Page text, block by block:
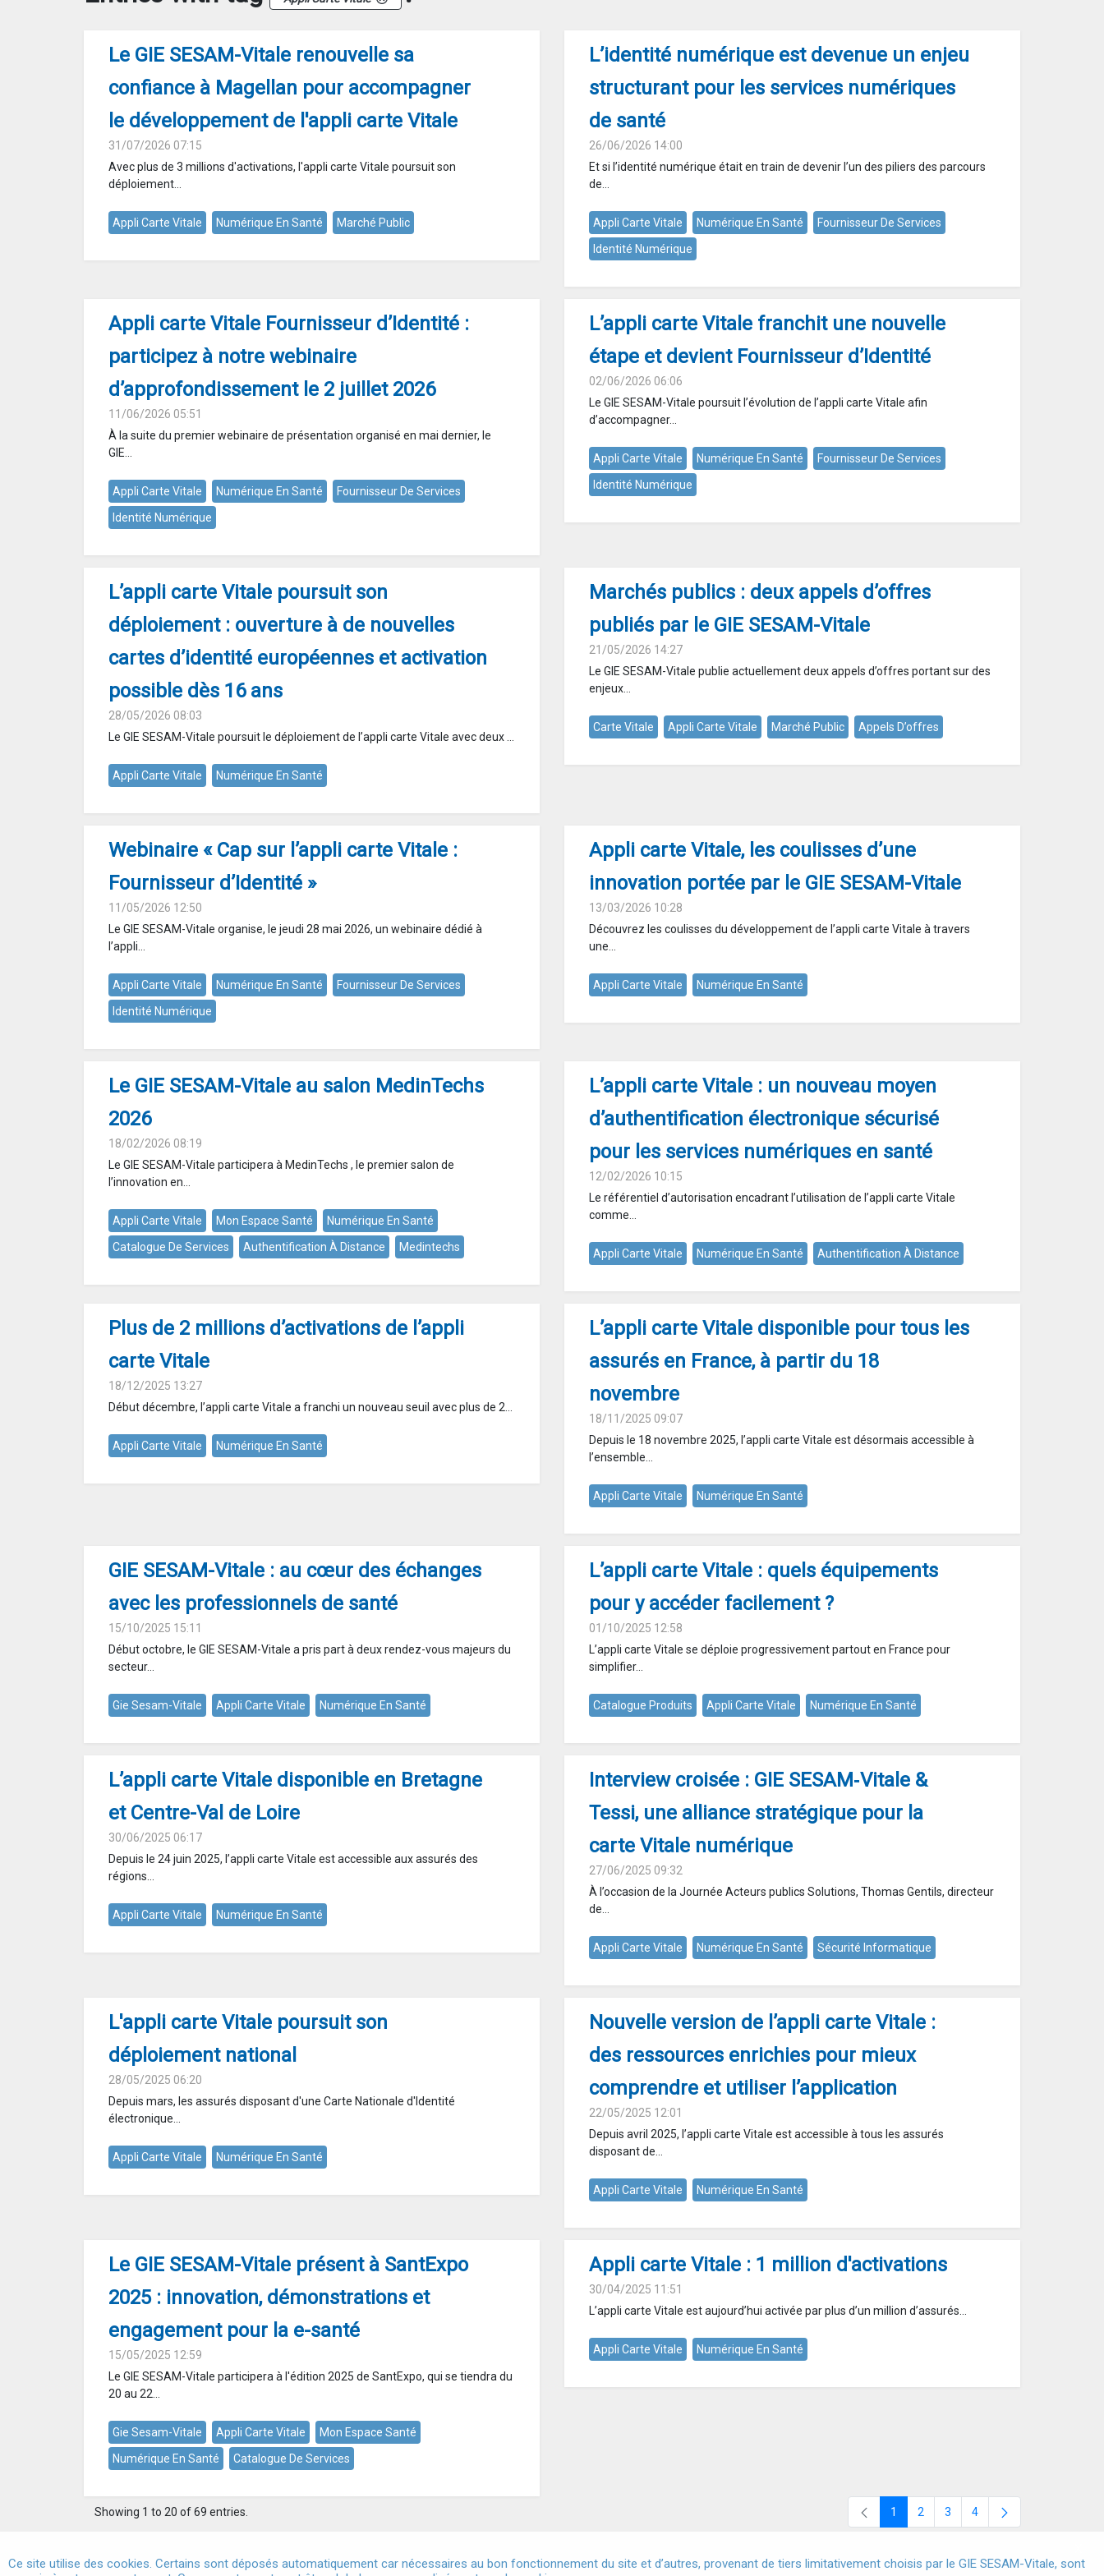
Le GIE SESAM-Vitale renouvelle sa
confiance à Magellan pour accompagner
le développement de l'appli carte Vitale
31/07/2026 07:15
Avec plus de 3 millions d'activations, l'appli carte Vitale poursuit son
déploiement...
Appli Carte Vitale Numérique En Santé Marché Public
L’identité numérique est devenue un enjeu
structurant pour les services numériques
de santé
26/06/2026 14:00
Et si l’identité numérique était en train de devenir l’un des piliers des parcours
de...
Appli Carte Vitale Numérique En Santé
Fournisseur De Services
Identité Numérique
Appli carte Vitale Fournisseur d’Identité :
participez à notre webinaire
d’approfondissement le 2 juillet 2026
11/06/2026 05:51
À la suite du premier webinaire de présentation organisé en mai dernier, le
GIE...
Appli Carte Vitale Numérique En Santé
Fournisseur De Services
Identité Numérique
L’appli carte Vitale franchit une nouvelle
étape et devient Fournisseur d’Identité
02/06/2026 06:06
Le GIE SESAM-Vitale poursuit l’évolution de l’appli carte Vitale afin
d’accompagner...
Appli Carte Vitale Numérique En Santé
Fournisseur De Services
Identité Numérique
L’appli carte Vitale poursuit son
déploiement : ouverture à de nouvelles
cartes d’identité européennes et activation
possible dès 16 ans
28/05/2026 08:03
Le GIE SESAM-Vitale poursuit le déploiement de l’appli carte Vitale avec deux ...
Appli Carte Vitale Numérique En Santé
Marchés publics : deux appels d’offres
publiés par le GIE SESAM-Vitale
21/05/2026 14:27
Le GIE SESAM-Vitale publie actuellement deux appels d’offres portant sur des
enjeux...
Carte Vitale Appli Carte Vitale Marché Public Appels D’offres
Webinaire « Cap sur l’appli carte Vitale :
Fournisseur d’Identité »
11/05/2026 12:50
Le GIE SESAM-Vitale organise, le jeudi 28 mai 2026, un webinaire dédié à
l’appli...
Appli Carte Vitale Numérique En Santé
Fournisseur De Services
Identité Numérique
Appli carte Vitale, les coulisses d’une
innovation portée par le GIE SESAM-Vitale
13/03/2026 10:28
Découvrez les coulisses du développement de l’appli carte Vitale à travers
une...
Appli Carte Vitale Numérique En Santé
Le GIE SESAM-Vitale au salon MedinTechs
2026
18/02/2026 08:19
Le GIE SESAM-Vitale participera à MedinTechs , le premier salon de
l’innovation en...
Appli Carte Vitale Mon Espace Santé
Numérique En Santé
Catalogue De Services
Authentification À Distance Medintechs
L’appli carte Vitale : un nouveau moyen
d’authentification électronique sécurisé
pour les services numériques en santé
12/02/2026 10:15
Le référentiel d’autorisation encadrant l’utilisation de l’appli carte Vitale
comme...
Appli Carte Vitale Numérique En Santé Authentification À Distance
Plus de 2 millions d’activations de l’appli
carte Vitale
18/12/2025 13:27
Début décembre, l’appli carte Vitale a franchi un nouveau seuil avec plus de 2...
Appli Carte Vitale Numérique En Santé
L’appli carte Vitale disponible pour tous les
assurés en France, à partir du 18
novembre
18/11/2025 09:07
Depuis le 18 novembre 2025, l’appli carte Vitale est désormais accessible à
l’ensemble...
Appli Carte Vitale Numérique En Santé
GIE SESAM-Vitale : au cœur des échanges
avec les professionnels de santé
15/10/2025 15:11
Début octobre, le GIE SESAM-Vitale a pris part à deux rendez-vous majeurs du
secteur...
Gie Sesam-Vitale Appli Carte Vitale Numérique En Santé
L’appli carte Vitale : quels équipements
pour y accéder facilement ?
01/10/2025 12:58
L’appli carte Vitale se déploie progressivement partout en France pour
simplifier...
Catalogue Produits Appli Carte Vitale Numérique En Santé
L’appli carte Vitale disponible en Bretagne
et Centre-Val de Loire
30/06/2025 06:17
Depuis le 24 juin 2025, l’appli carte Vitale est accessible aux assurés des
régions...
Appli Carte Vitale Numérique En Santé
Interview croisée : GIE SESAM‑Vitale &
Tessi, une alliance stratégique pour la
carte Vitale numérique
27/06/2025 09:32
À l’occasion de la Journée Acteurs publics Solutions, Thomas Gentils, directeur
de...
Appli Carte Vitale Numérique En Santé Sécurité Informatique
L'appli carte Vitale poursuit son
déploiement national
28/05/2025 06:20
Depuis mars, les assurés disposant d'une Carte Nationale d'Identité
électronique...
Appli Carte Vitale Numérique En Santé
Nouvelle version de l’appli carte Vitale :
des ressources enrichies pour mieux
comprendre et utiliser l’application
22/05/2025 12:01
Depuis avril 2025, l’appli carte Vitale est accessible à tous les assurés
disposant de...
Appli Carte Vitale Numérique En Santé
Le GIE SESAM-Vitale présent à SantExpo
2025 : innovation, démonstrations et
engagement pour la e-santé
15/05/2025 12:59
Le GIE SESAM-Vitale participera à l'édition 2025 de SantExpo, qui se tiendra du
20 au 22...
Gie Sesam-Vitale Appli Carte Vitale
Mon Espace Santé
Numérique En Santé
Catalogue De Services
Appli carte Vitale : 1 million d'activations
30/04/2025 11:51
L’appli carte Vitale est aujourd’hui activée par plus d’un million d’assurés...
Appli Carte Vitale Numérique En Santé
Showing 1 to 20 of 69 entries. Page
1 Page
2 Page
3 Page
4
Ce site utilise des cookies. Certains sont déposés automatiquement car nécessaires au bon fonctionnement du site et d’autres, provenant de tiers limitativement choisis par le GIE SESAM-Vitale, sont